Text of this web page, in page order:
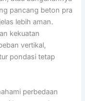
pancang beton pra
lebih aman.
kekuatan
vertikal,
pondasi tetap
perbedaan